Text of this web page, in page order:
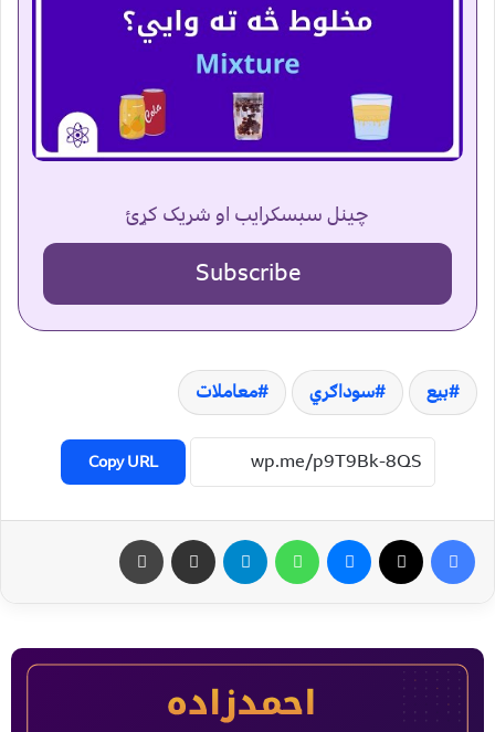
چینل سبسکرایب او شریک کړئ
Subscribe
بیع سوداګري معاملات
Copy URL